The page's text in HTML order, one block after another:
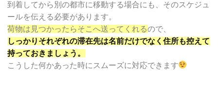
到着してから別の都市に移動する場合にも、そのスケジュ
ールを伝える必要があります。
荷物は見つかったらそこへ送ってくれるので、
しっかりそれぞれの滞在先は名前だけでなく住所も控えて
持っておきましょう。
こうした何かあった時にスムーズに対応できます